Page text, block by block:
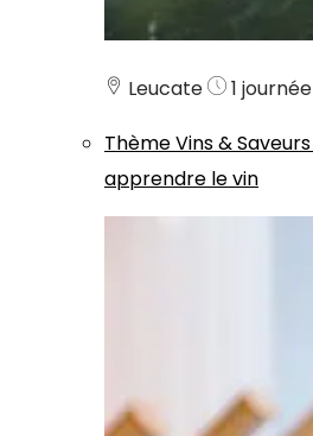
Leucate
1 journée
ThèmeVins & Saveurs
apprendre le vin